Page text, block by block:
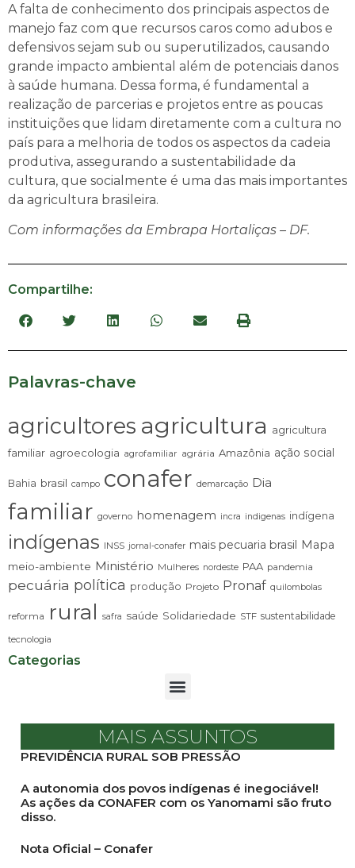
A falta de conhecimento dos principais aspectos de
manejo faz com que recursos caros como adubos e
defensivos sejam sub ou superutilizados, causando
grande impacto ambiental além de potenciais danos
à saúde humana. Dessa forma, é fundamental a
realização de parcerias e projetos entre as poucas
instituições que lidam diretamente com a cultura no
país para a melhoria de todos os aspectos da cadeia
produtiva, assegurando a sustentabilidade da
cultura, que socialmente é uma das mais importantes
da agricultura brasileira.
Com informações da Embrapa Hortaliças – DF.
Compartilhe:
Palavras-chave
agricultores agricultura agricultura
familiar agroecologia agrofamiliar agrária Amazônia ação social
Bahia brasil campo conafer demarcação Dia
familiar governo homenagem incra indigenas indígena
indígenas INSS jornal-conafer mais pecuaria brasil Mapa
meio-ambiente Ministério Mulheres nordeste PAA pandemia
pecuária política produção Projeto Pronaf quilombolas
reforma rural safra saúde Solidariedade STF sustentabilidade
tecnologia
Categorias
MAIS ASSUNTOS
PREVIDÊNCIA RURAL SOB PRESSÃO
A autonomia dos povos indígenas é inegociável!
As ações da CONAFER com os Yanomami são fruto
disso.
Nota Oficial – Conafer